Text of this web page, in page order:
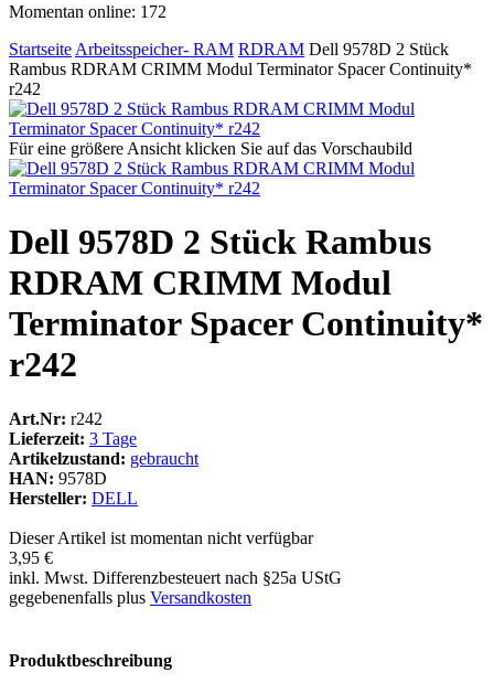
Momentan online: 172
Startseite Arbeitsspeicher- RAM RDRAM Dell 9578D 2 Stück
Rambus RDRAM CRIMM Modul Terminator Spacer Continuity*
r242
Für eine größere Ansicht klicken Sie auf das Vorschaubild
Dell 9578D 2 Stück Rambus
RDRAM CRIMM Modul
Terminator Spacer Continuity*
r242
Art.Nr: r242
Lieferzeit: 3 Tage
Artikelzustand: gebraucht
HAN: 9578D
Hersteller: DELL
Dieser Artikel ist momentan nicht verfügbar
3,95 €
inkl. Mwst. Differenzbesteuert nach §25a UStG
gegebenenfalls plus Versandkosten
Produktbeschreibung